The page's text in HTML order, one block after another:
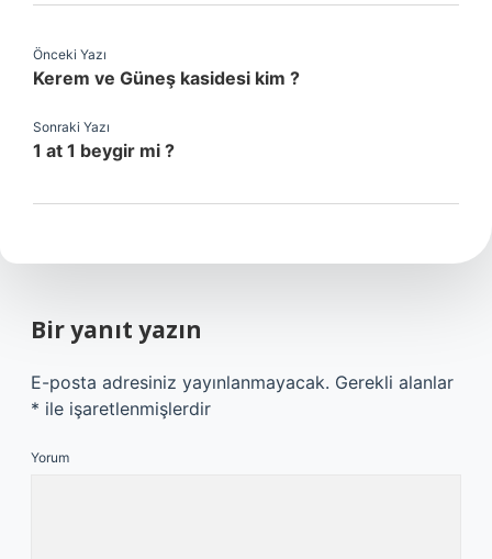
Önceki Yazı
Kerem ve Güneş kasidesi kim ?
Sonraki Yazı
1 at 1 beygir mi ?
Bir yanıt yazın
E-posta adresiniz yayınlanmayacak. Gerekli alanlar
* ile işaretlenmişlerdir
Yorum